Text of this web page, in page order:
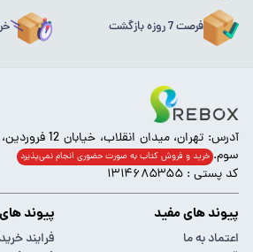
فرصت 7 روزه بازگشت
سوم. خرید و فروش کتاب به صورت حضوری انجام‌ نمی‌پذیرد
کد پستی : ۱۳۱۴۶۸۵۳۵۵
پیوند های مفید
اعتماد به ما
پیوند
فرایند خرید